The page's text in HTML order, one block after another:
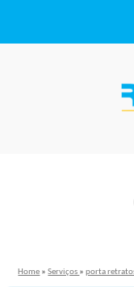
Home »Serviços »porta